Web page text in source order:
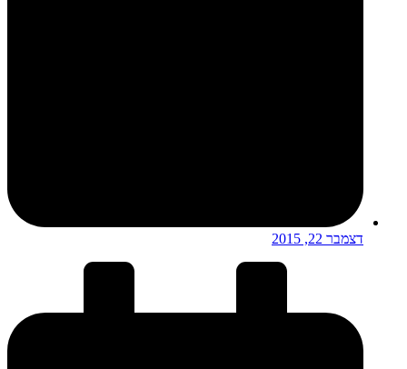
דצמבר 22, 2015